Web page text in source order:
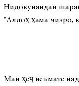
Нидокунандаи
"Аллоҳ ҳама чизро,
Ман ҳеҷ неъмате